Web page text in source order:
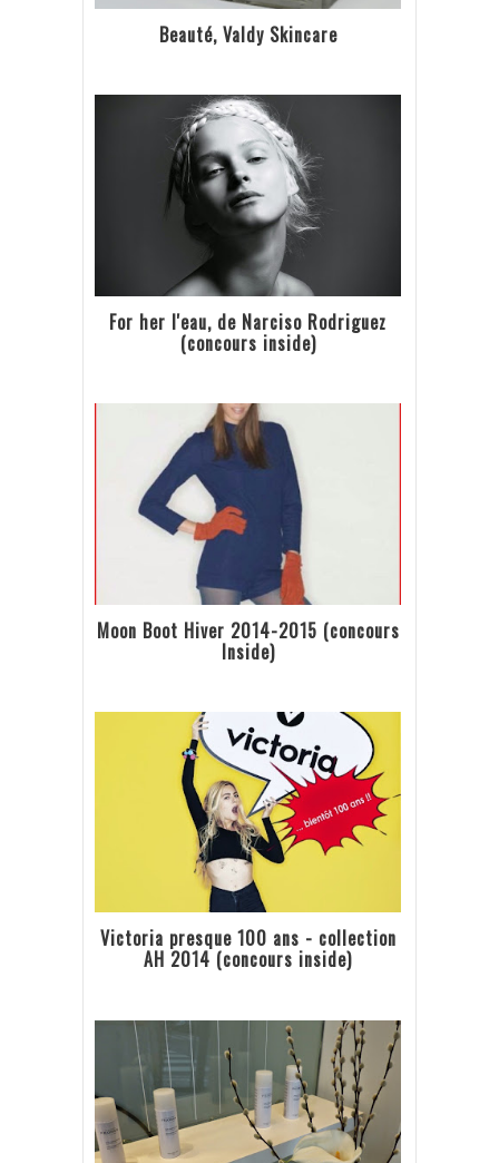
Beauté, Valdy Skincare
For her l'eau, de Narciso Rodriguez
(concours inside)
Moon Boot Hiver 2014-2015 (concours
Inside)
Victoria presque 100 ans - collection
AH 2014 (concours inside)